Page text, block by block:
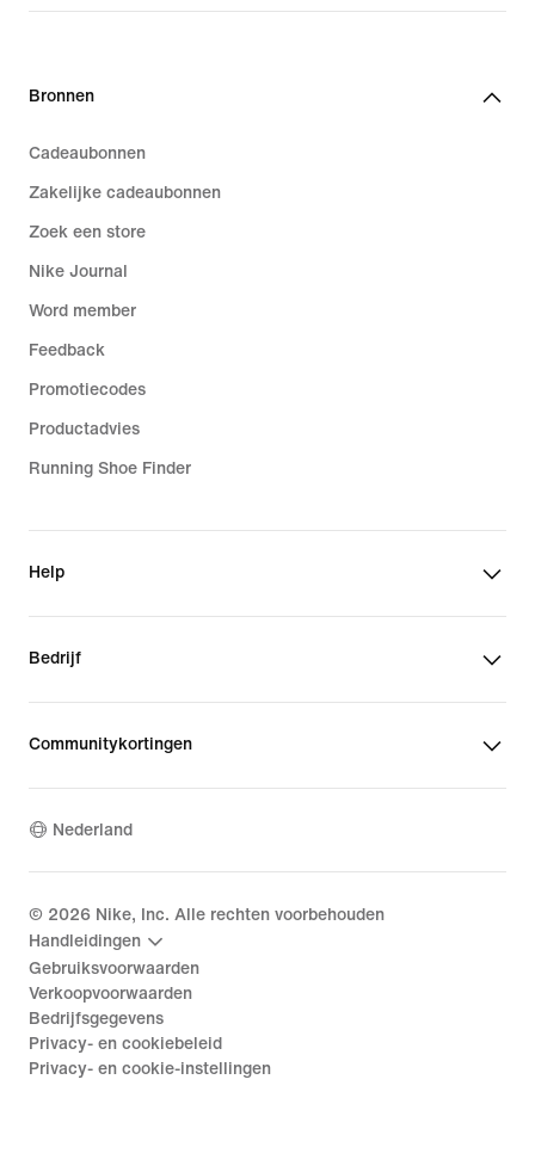
Bronnen
Cadeaubonnen
Zakelijke cadeaubonnen
Zoek een store
Nike Journal
Word member
Feedback
Promotiecodes
Productadvies
Running Shoe Finder
Help
Bedrijf
Communitykortingen
Nederland
© 2026 Nike, Inc. Alle rechten voorbehouden
Handleidingen
Gebruiksvoorwaarden
Verkoopvoorwaarden
Bedrijfsgegevens
Privacy- en cookiebeleid
Privacy- en cookie-instellingen